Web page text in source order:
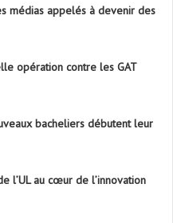
médias appelés à devenir des
opération contre les GAT
bacheliers débutent leur
l’UL au cœur de l’innovation